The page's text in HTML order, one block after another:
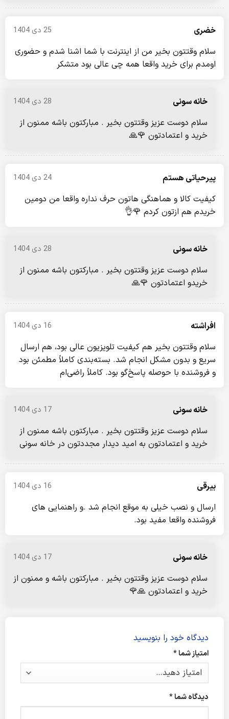
خضری 25 دی 1404
سلام وقتتون بخیر من از اینترنت با شما اشنا شدم و حضوری
اومدم برای خرید واقعا همه چی عالی بود متشکر
خانه سونی 28 دی 1404
سلام دوست عزیز وقتتون بخیر . مبارکتون باشه ممنون از
خرید و اعتمادتون 🌹🙏
پیرحیاتی هستم 24 دی 1404
کیفیت کالا و هماهنگی هاتون حرف نداره واقعا من دومین
خریدم هم ازتون کردم 🌹👌
خانه سونی 28 دی 1404
سلام دوست عزیز وقتتون بخیر . مبارکتون باشه ممنون از
خریدو اعتمادتون 🌹🙏
افراشته 16 دی 1404
سلام وقتتون بخیر هم کیفیت تلویزیون عالی بود، هم ارسال
سریع و بدون مشکل انجام شد. بسته‌بندی کاملاً مطمئن بود
و فروشنده با حوصله پاسخ‌گو بود. کاملاً راضی‌ام
خانه سونی 17 دی 1404
سلام دوست عزیز وقتتون بخیر . مبارکتون باشه ممنون از
خرید و اعتمادتون به امید دیدار مجددتون در خانه سونی
بیرقی 16 دی 1404
ارسال و نصب خیلی به موقع انجام شد .و راهنمایی های
فروشنده واقعا مفید بود.
خانه سونی 17 دی 1404
سلام دوست عزیز وقتتون بخیر . مبارکتون باشه و ممنون از
خرید و اعتمادتون 🙏🌹
دیدگاه خود را بنویسید
امتیاز شما*
دیدگاه شما*